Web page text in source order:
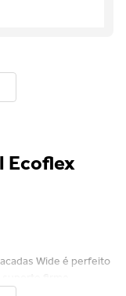
Ecoflex
Wide é perfeito